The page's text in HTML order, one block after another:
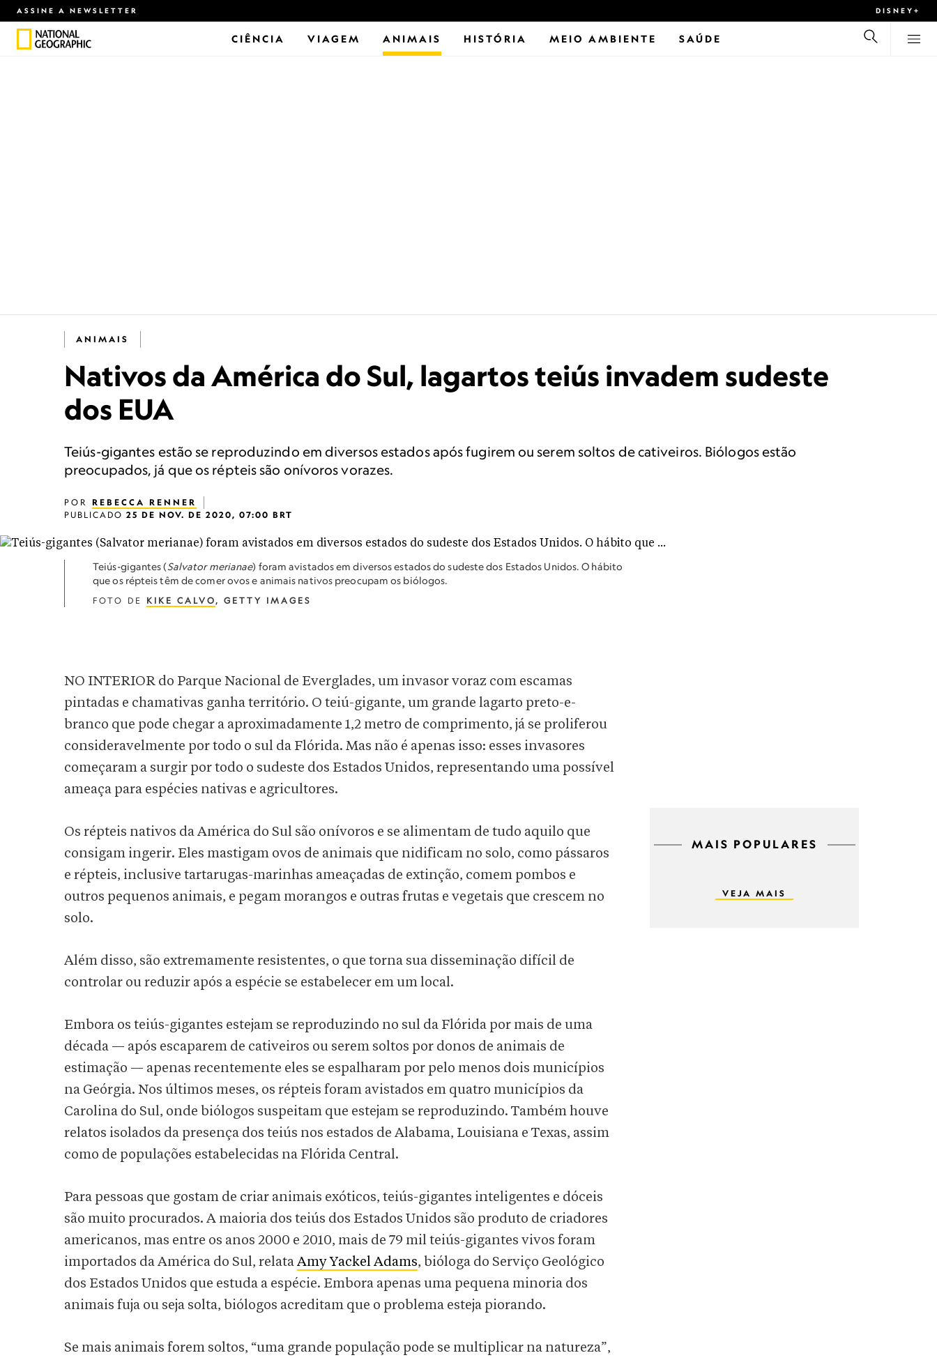
ASSINE A NEWSLETTER DISNEY+
CIÊNCIA VIAGEM ANIMAIS HISTÓRIA MEIO AMBIENTE SAÚDE
ANIMAIS
Nativos da América do Sul, lagartos teiús invadem sudeste
dos EUA
Teiús-gigantes estão se reproduzindo em diversos estados após fugirem ou serem soltos de cativeiros. Biólogos estão
preocupados, já que os répteis são onívoros vorazes.
POR REBECCA RENNER
PUBLICADO 25 DE NOV. DE 2020, 07:00 BRT
Teiús-gigantes (Salvator merianae) foram avistados em diversos estados do sudeste dos Estados Unidos. O hábito
que os répteis têm de comer ovos e animais nativos preocupam os biólogos.
FOTO DE KIKE CALVO, GETTY IMAGES
NO INTERIOR do Parque Nacional de Everglades, um invasor voraz com escamas
pintadas e chamativas ganha território. O teiú-gigante, um grande lagarto preto-e-
branco que pode chegar a aproximadamente 1,2 metro de comprimento, já se proliferou
consideravelmente por todo o sul da Flórida. Mas não é apenas isso: esses invasores
começaram a surgir por todo o sudeste dos Estados Unidos, representando uma possível
ameaça para espécies nativas e agricultores.
Os répteis nativos da América do Sul são onívoros e se alimentam de tudo aquilo que
consigam ingerir. Eles mastigam ovos de animais que nidificam no solo, como pássaros
e répteis, inclusive tartarugas-marinhas ameaçadas de extinção, comem pombos e
outros pequenos animais, e pegam morangos e outras frutas e vegetais que crescem no
solo.
Além disso, são extremamente resistentes, o que torna sua disseminação difícil de
controlar ou reduzir após a espécie se estabelecer em um local.
Embora os teiús-gigantes estejam se reproduzindo no sul da Flórida por mais de uma
década — após escaparem de cativeiros ou serem soltos por donos de animais de
estimação — apenas recentemente eles se espalharam por pelo menos dois municípios
na Geórgia. Nos últimos meses, os répteis foram avistados em quatro municípios da
Carolina do Sul, onde biólogos suspeitam que estejam se reproduzindo. Também houve
relatos isolados da presença dos teiús nos estados de Alabama, Louisiana e Texas, assim
como de populações estabelecidas na Flórida Central.
Para pessoas que gostam de criar animais exóticos, teiús-gigantes inteligentes e dóceis
são muito procurados. A maioria dos teiús dos Estados Unidos são produto de criadores
americanos, mas entre os anos 2000 e 2010, mais de 79 mil teiús-gigantes vivos foram
importados da América do Sul, relataAmy Yackel Adams, bióloga do Serviço Geológico
dos Estados Unidos que estuda a espécie. Embora apenas uma pequena minoria dos
animais fuja ou seja solta, biólogos acreditam que o problema esteja piorando.
Se mais animais forem soltos, “uma grande população pode se multiplicar na natureza”,
MAIS POPULARES
VEJA MAIS